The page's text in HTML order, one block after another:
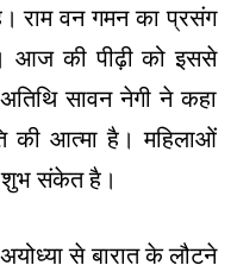
राम वन गमन का प्रसंग
आज की पीढ़ी को इससे
सावन नेगी ने कहा
की आत्मा है। महिलाओं
संकेत है।
से बारात के लौटने